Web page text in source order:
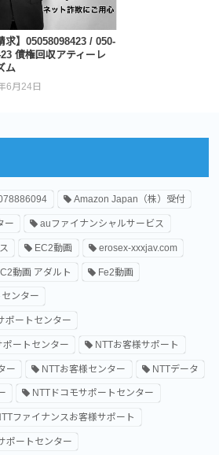
求】05058098423 / 050-
債権回収アティーレ
ム
6月24日
Amazon Japan（株）受付
ー auファイナンシャルサービス
EC2動画 erosex-xxxjav.com
動画 アダルト Fe2動画
ンター
ポートセンター
ートセンター NTTお客様サポート
ー NTTお客様センター NTTデータ
NTTドコモサポートセンター
ファイナンスお客様サポート
ポートセンター